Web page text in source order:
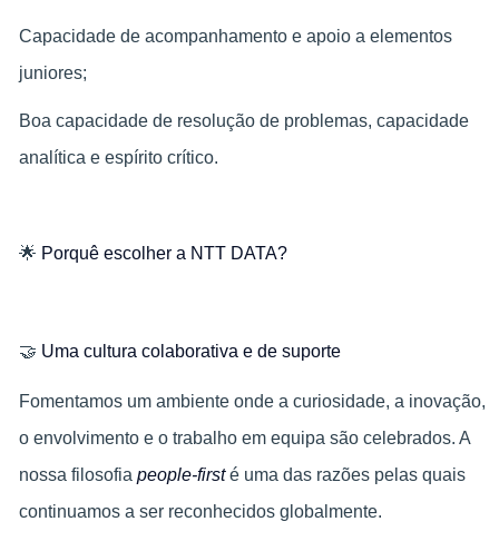
Capacidade de acompanhamento e apoio a elementos
juniores;​
Boa capacidade de resolução de problemas, capacidade
analítica e espírito crítico.
🌟 Porquê escolher a NTT DATA?
🤝 Uma cultura colaborativa e de suporte
Fomentamos um ambiente onde a curiosidade, a inovação,
o envolvimento e o trabalho em equipa são celebrados. A
nossa filosofia people-firsté uma das razões pelas quais
continuamos a ser reconhecidos globalmente.